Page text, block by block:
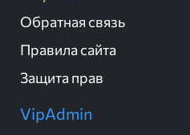
Обратная связь
Правила сайта
Защита прав
VipAdmin